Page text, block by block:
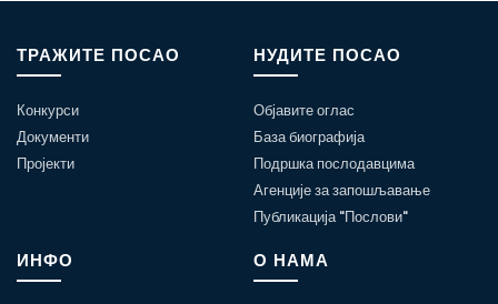
ТРАЖИТЕ ПОСАО
Конкурси
Документи
Пројекти
НУДИТЕ ПОСАО
Објавите оглас
База биографија
Подршка послодавцима
Агенције за запошљавање
Публикација "Послови"
ИНФО О НАМА